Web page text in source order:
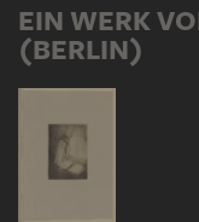
EIN WERK
(BERLIN)